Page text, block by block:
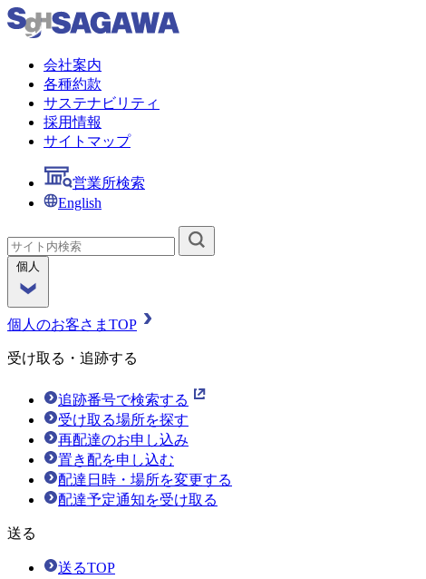
会社案内
各種約款
サステナビリティ
採用情報
サイトマップ
営業所検索
English
個人
個人のお客さまTOP
受け取る・追跡する
追跡番号で検索する
受け取る場所を探す
再配達のお申し込み
置き配を申し込む
配達日時・場所を変更する
配達予定通知を受け取る
送る
送るTOP